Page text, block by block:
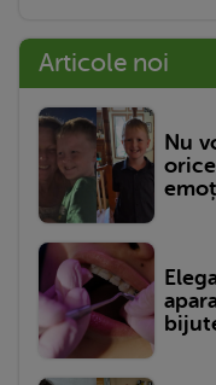
Articole noi
Nu